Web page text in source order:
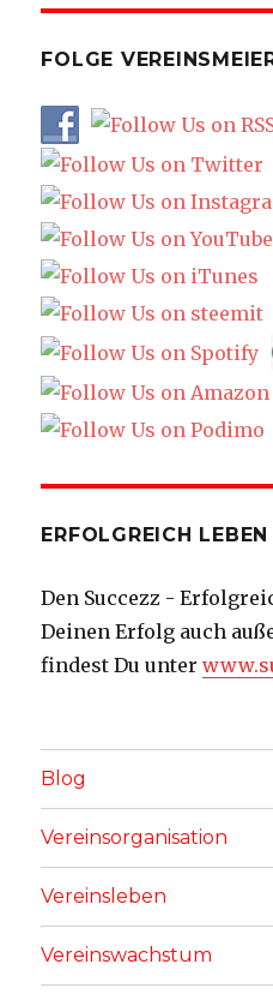
FOLGE
ERFOLGREICH LEBEN
Den Succezz -
Deinen Erfolg auch
findest Du unter
Blog
Vereinsorganisation
Vereinsleben
Vereinswachstum